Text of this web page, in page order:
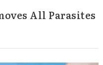
All Parasites